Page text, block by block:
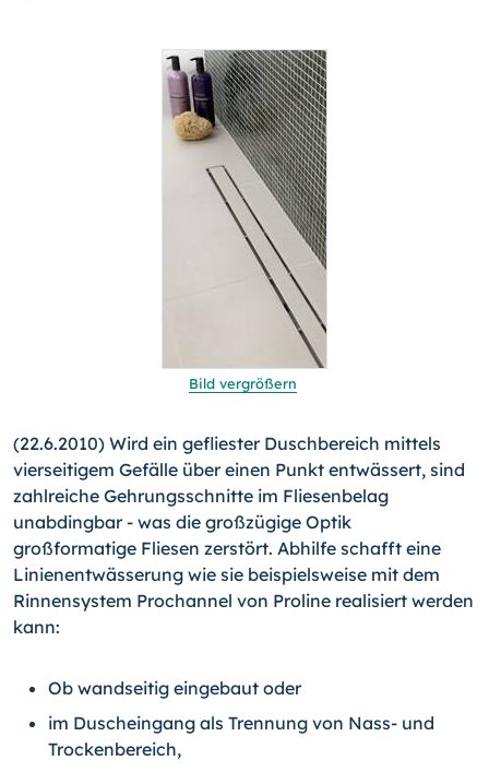
Bild vergrößern
(22.6.2010) Wird ein gefliester Duschbereich mittels
vierseitigem Gefälle über einen Punkt entwässert, sind
zahlreiche Gehrungsschnitte im Fliesenbelag
unabdingbar - was die großzügige Optik
großformatige Fliesen zerstört. Abhilfe schafft eine
Linienentwässerung wie sie beispielsweise mit dem
Rinnensystem Prochannel von Proline realisiert werden
kann:
Ob wandseitig eingebaut oder
im Duscheingang als Trennung von Nass- und
Trockenbereich,